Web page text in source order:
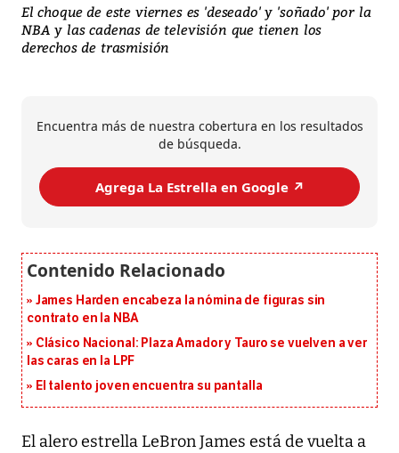
El choque de este viernes es 'deseado' y 'soñado' por la
NBA y las cadenas de televisión que tienen los
derechos de trasmisión
Encuentra más de nuestra cobertura en los resultados
de búsqueda.
Agrega La Estrella en Google ↗️
James Harden encabeza la nómina de figuras sin
contrato en la NBA
Clásico Nacional: Plaza Amador y Tauro se vuelven a ver
las caras en la LPF
El talento joven encuentra su pantalla​
El alero estrella LeBron James está de vuelta a